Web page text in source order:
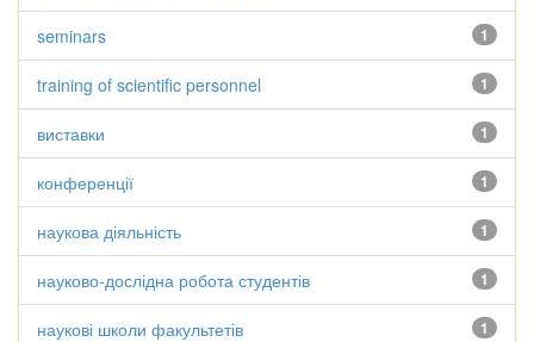
1
seminars
1
training of scientific personnel
1
виставки
1
конференції
1
наукова діяльність
1
науково-дослідна робота студентів
1
наукові школи факультетів